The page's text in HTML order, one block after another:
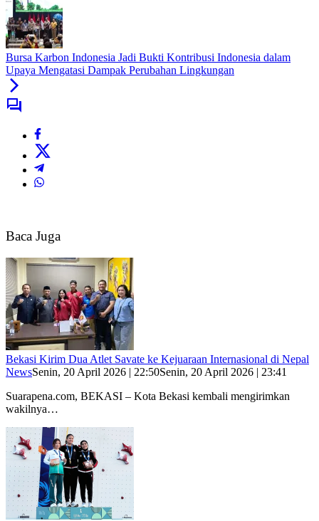
Bursa Karbon Indonesia Jadi Bukti Kontribusi Indonesia dalam
Upaya Mengatasi Dampak Perubahan Lingkungan
Baca Juga
Bekasi Kirim Dua Atlet Savate ke Kejuaraan Internasional di Nepal
NewsSenin, 20 April 2026 | 22:50Senin, 20 April 2026 | 23:41
Suarapena.com, BEKASI – Kota Bekasi kembali mengirimkan
wakilnya…